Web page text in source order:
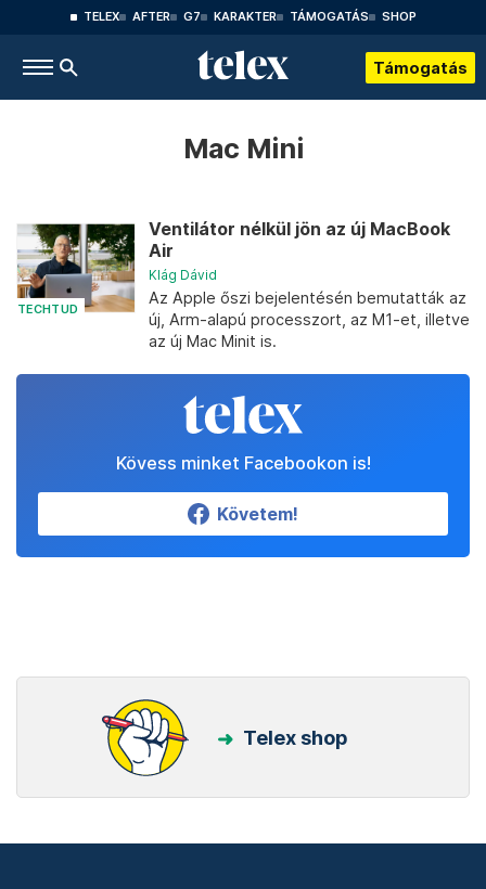
TELEX AFTER G7 KARAKTER TÁMOGATÁS SHOP
Támogatás
Mac Mini
TECHTUD
Ventilátor nélkül jön az új MacBook
Air
Klág Dávid
Az Apple őszi bejelentésén bemutatták az
új, Arm-alapú processzort, az M1-et, illetve
az új Mac Minit is.
Kövess minket Facebookon is!
Követem!
Telex shop